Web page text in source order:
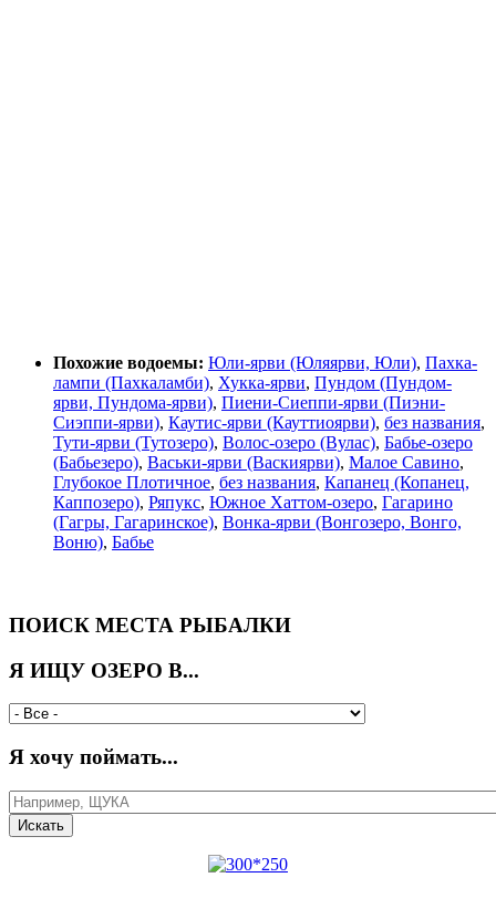
Похожие водоемы: Юли-ярви (Юляярви, Юли), Пахка-
лампи (Пахкаламби), Хукка-ярви, Пундом (Пундом-
ярви, Пундома-ярви), Пиени-Сиеппи-ярви (Пиэни-
Сиэппи-ярви), Каутис-ярви (Кауттиоярви), без названия,
Тути-ярви (Тутозеро), Волос-озеро (Вулас), Бабье-озеро
(Бабьезеро), Васьки-ярви (Васкиярви), Малое Савино,
Глубокое Плотичное, без названия, Капанец (Копанец,
Каппозеро), Ряпукс, Южное Хаттом-озеро, Гагарино
(Гагры, Гагаринское), Вонка-ярви (Вонгозеро, Вонго,
Воню), Бабье
ПОИСК МЕСТА РЫБАЛКИ
Я ИЩУ ОЗЕРО В...
Я хочу поймать...